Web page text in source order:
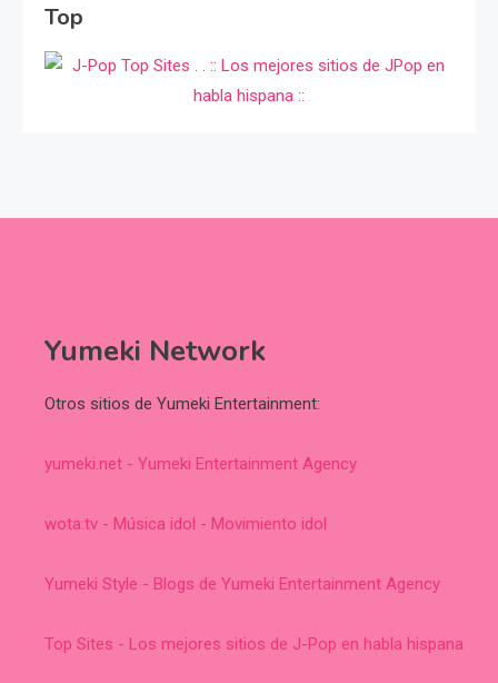
Top
Yumeki Network
Otros sitios de Yumeki Entertainment:
yumeki.net - Yumeki Entertainment Agency
wota.tv - Música idol - Movimiento idol
Yumeki Style - Blogs de Yumeki Entertainment Agency
Top Sites - Los mejores sitios de J-Pop en habla hispana